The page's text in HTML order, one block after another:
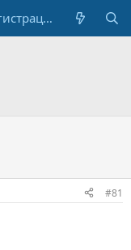
Регистрация
#81